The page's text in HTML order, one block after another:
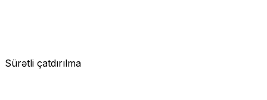
Sürətli çatdırılma